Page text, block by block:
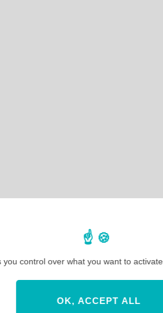
control over what you want to activate
OK, ACCEPT ALL